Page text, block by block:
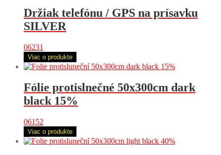
Držiak telefónu / GPS na prísavku
SILVER
06231
Viac o produkte
Fólie protislnečné 50x300cm dark
black 15%
06152
Viac o produkte